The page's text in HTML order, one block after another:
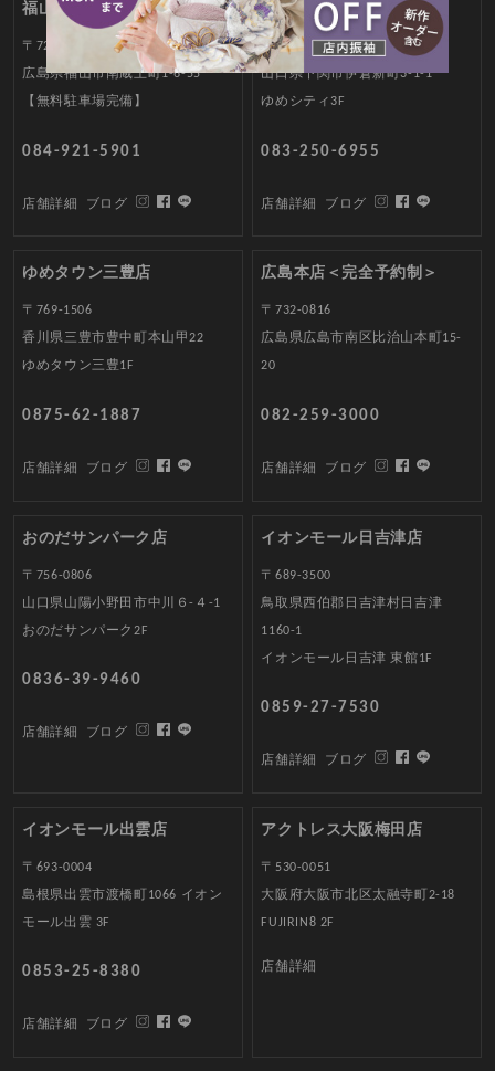
福山南蔵王店
〒721-0973
広島県福山市南蔵王町1-6-55
【無料駐車場完備】
084-921-5901
店舗詳細 ブログ
ゆめシティ店
〒751-0869
山口県下関市伊倉新町3-1-1
ゆめシティ3F
083-250-6955
店舗詳細 ブログ
ゆめタウン三豊店
〒769-1506
香川県三豊市豊中町本山甲22
ゆめタウン三豊1F
0875-62-1887
店舗詳細 ブログ
広島本店＜完全予約制＞
〒732-0816
広島県広島市南区比治山本町15-
20
082-259-3000
店舗詳細 ブログ
おのだサンパーク店
〒756-0806
山口県山陽小野田市中川６-４-1
おのだサンパーク2F
0836-39-9460
店舗詳細 ブログ
イオンモール日吉津店
〒689-3500
鳥取県西伯郡日吉津村日吉津
1160-1
イオンモール日吉津 東館1F
0859-27-7530
店舗詳細 ブログ
イオンモール出雲店
〒693-0004
島根県出雲市渡橋町1066 イオン
モール出雲 3F
0853-25-8380
店舗詳細 ブログ
アクトレス大阪梅田店
〒530-0051
大阪府大阪市北区太融寺町2-18
FUJIRIN8 2F
店舗詳細